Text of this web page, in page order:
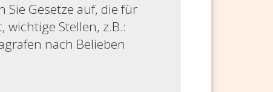
Sie Gesetze auf, die für
Stellen, z.B.:
nach Belieben